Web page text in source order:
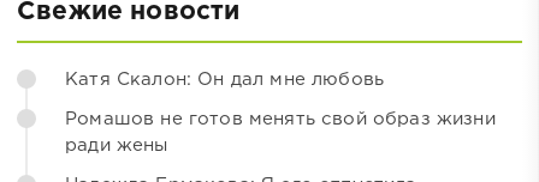
Свежие новости
Катя Скалон: Он дал мне любовь
Ромашов не готов менять свой образ жизни
ради жены